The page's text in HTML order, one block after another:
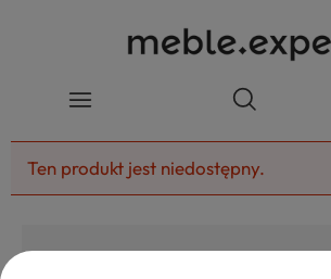
Ten produkt jest niedostępny.